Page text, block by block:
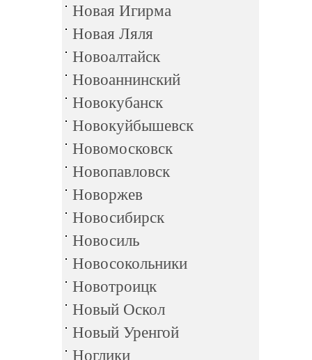
Новая Игирма
Новая Ляля
Новоалтайск
Новоаннинский
Новокубанск
Новокуйбышевск
Новомосковск
Новопавловск
Новоржев
Новосибирск
Новосиль
Новосокольники
Новотроицк
Новый Оскол
Новый Уренгой
Ноглики